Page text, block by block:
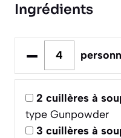
Ingrédients
–
2 cuillères à
type Gunpowder
3 cuillères à